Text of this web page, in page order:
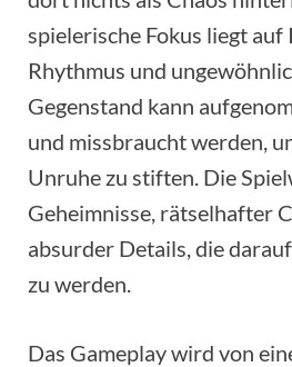
spielerische Fokus liegt
Rhythmus und
Gegenstand kann
und missbraucht werden,
Unruhe zu stiften. Die
Geheimnisse, rätselhafter
absurder Details, die
zu werden.
Das Gameplay wird von